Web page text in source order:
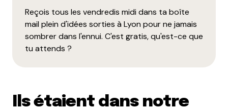
Reçois tous les vendredis midi dans ta boîte
mail plein d'idées sorties à Lyon pour ne jamais
sombrer dans l'ennui. C'est gratis, qu'est-ce que
tu attends ?
Ils étaient dans notre